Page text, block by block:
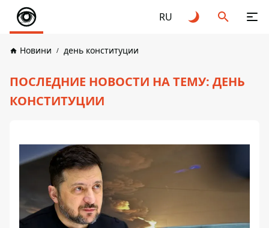
RU
Новини день конституции
ПОСЛЕДНИЕ НОВОСТИ НА ТЕМУ: ДЕНЬ
КОНСТИТУЦИИ